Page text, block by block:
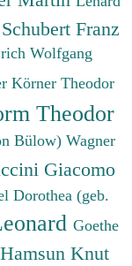
Schubert Franz
Wolfgang
Körner Theodor
Theodor
Bülow) Wagner
Giacomo
Dorothea (geb.
Goethe
Hamsun Knut